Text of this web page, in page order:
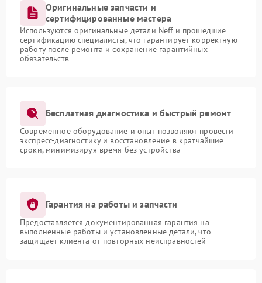
Оригинальные запчасти и
сертифицированные мастера
Используются оригинальные детали Neff и прошедшие
сертификацию специалисты, что гарантирует корректную
работу после ремонта и сохранение гарантийных
обязательств
Бесплатная диагностика и быстрый ремонт
Современное оборудование и опыт позволяют провести
экспресс-диагностику и восстановление в кратчайшие
сроки, минимизируя время без устройства
Гарантия на работы и запчасти
Предоставляется документированная гарантия на
выполненные работы и установленные детали, что
защищает клиента от повторных неисправностей